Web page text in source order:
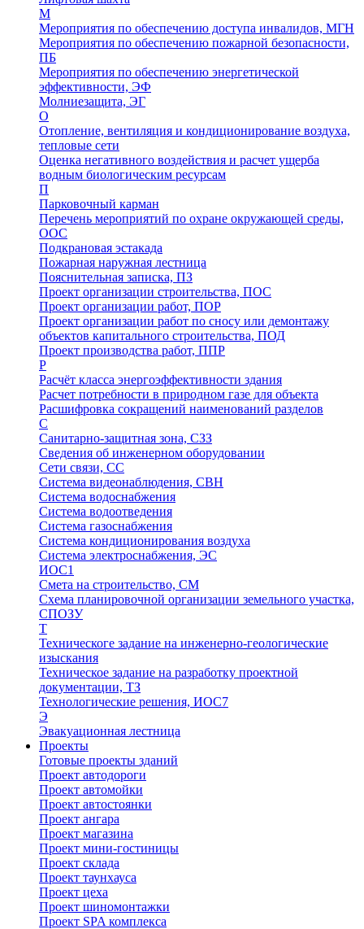
М
Мероприятия по обеспечению доступа инвалидов, МГН
Мероприятия по обеспечению пожарной безопасности,
ПБ
Мероприятия по обеспечению энергетической
эффективности, ЭФ
Молниезащита, ЭГ
О
Отопление, вентиляция и кондиционирование воздуха,
тепловые сети
Оценка негативного воздействия и расчет ущерба
водным биологическим ресурсам
П
Парковочный карман
Перечень мероприятий по охране окружающей среды,
ООС
Подкрановая эстакада
Пожарная наружная лестница
Пояснительная записка, ПЗ
Проект организации строительства, ПОС
Проект организации работ, ПОР
Проект организации работ по сносу или демонтажу
объектов капитального строительства, ПОД
Проект производства работ, ППР
Р
Расчёт класса энергоэффективности здания
Расчет потребности в природном газе для объекта
Расшифровка сокращений наименований разделов
С
Санитарно-защитная зона, СЗЗ
Сведения об инженерном оборудовании
Сети связи, СС
Система видеонаблюдения, СВН
Система водоснабжения
Система водоотведения
Система газоснабжения
Система кондиционирования воздуха
Система электроснабжения, ЭС
ИОС1
Смета на строительство, СМ
Схема планировочной организации земельного участка,
СПОЗУ
Т
Техническоге задание на инженерно-геологические
изыскания
Техническое задание на разработку проектной
документации, ТЗ
Технологические решения, ИОC7
Э
Эвакуационная лестница
Проекты
Готовые проекты зданий
Проект автодороги
Проект автомойки
Проект автостоянки
Проект ангара
Проект магазина
Проект мини-гостиницы
Проект склада
Проект таунхауса
Проект цеха
Проект шиномонтажки
Проект SPA комплекса